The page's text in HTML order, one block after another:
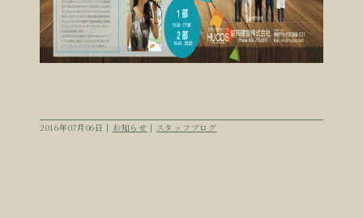
2016年07月06日 | お知らせ | スタッフブログ